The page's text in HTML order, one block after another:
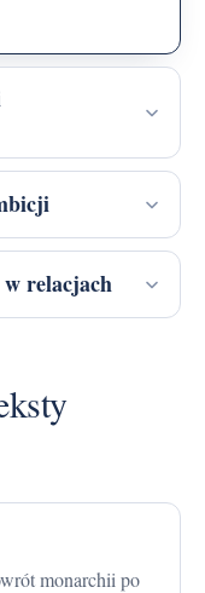
relacjach